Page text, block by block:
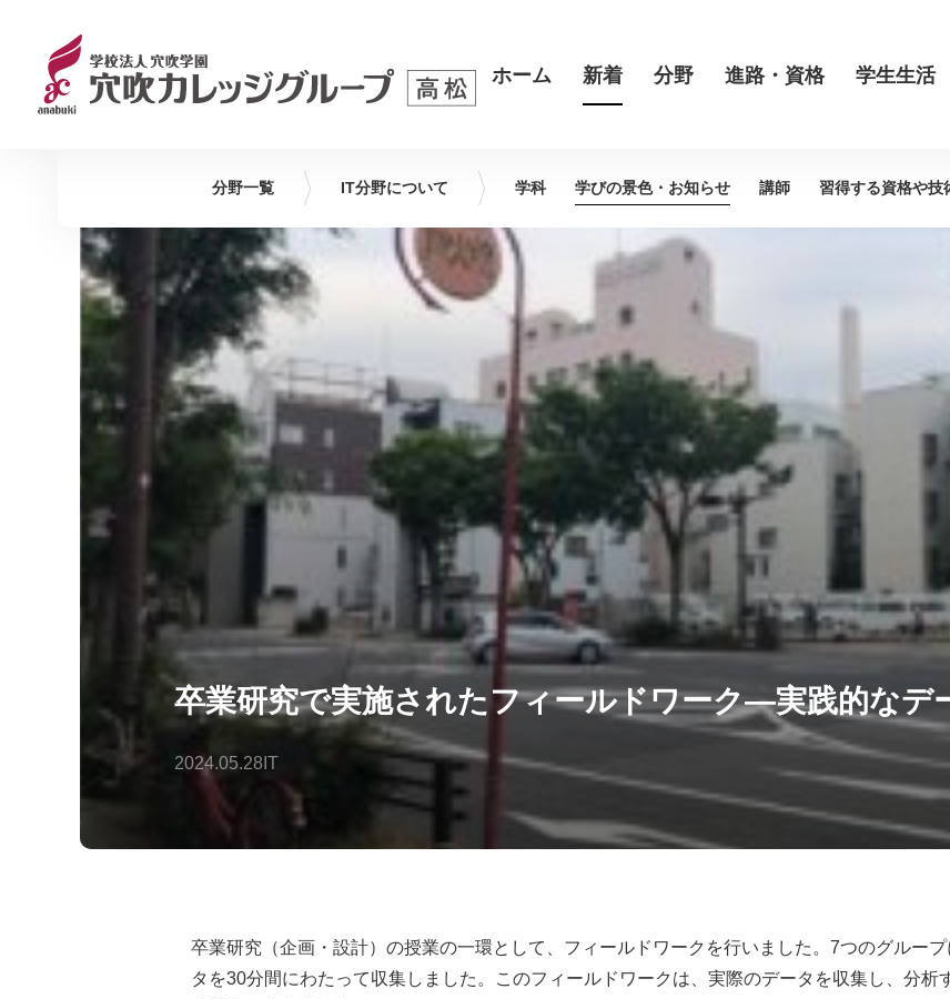
ホーム 新着 分野 進路・資格 学生生活
分野一覧 IT分野について 学科 学びの景色・ お知らせ 講師 習得する資格や技
卒業研究で実施されたフィールドワーク—実践的なデ
2024.05.28 IT
卒業研究（企画・設計）の授業の一環として、フィールドワークを行いました。7つのグルー
タを30分間にわたって収集しました。このフィールドワークは、実際のデータを収集し、分